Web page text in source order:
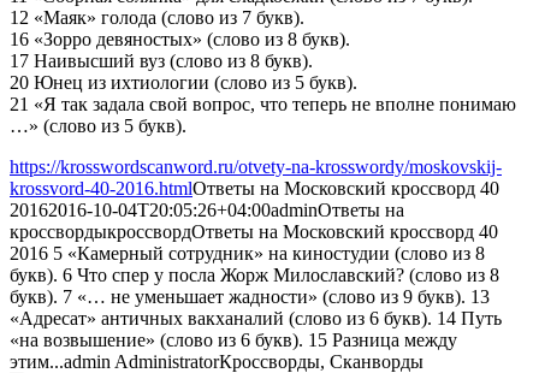
12 «Маяк» голода (слово из 7 букв).
16 «Зорро девяностых» (слово из 8 букв).
17 Наивысший вуз (слово из 8 букв).
20 Юнец из ихтиологии (слово из 5 букв).
21 «Я так задала свой вопрос, что теперь не вполне понимаю
…» (слово из 5 букв).
https://krosswordscanword.ru/otvety-na-krosswordy/moskovskij-
krossvord-40-2016.htmlОтветы на Московский кроссворд 40
20162016-10-04T20:05:26+04:00adminОтветы на
кроссвордыкроссвордОтветы на Московский кроссворд 40
2016 5 «Камерный сотрудник» на киностудии (слово из 8
букв). 6 Что спер у посла Жорж Милославский? (слово из 8
букв). 7 «… не уменьшает жадности» (слово из 9 букв). 13
«Адресат» античных вакханалий (слово из 6 букв). 14 Путь
«на возвышение» (слово из 6 букв). 15 Разница между
этим...admin AdministratorКроссворды, Сканворды